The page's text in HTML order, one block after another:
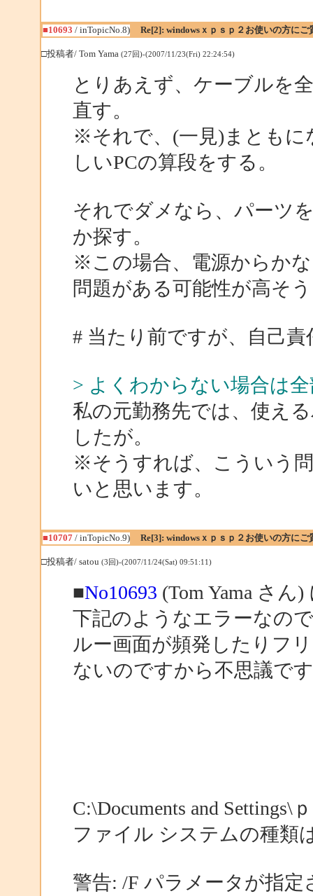
■10693 / inTopicNo.8) Re[2]: windowsｘｐｓｐ２お使いの方にご
□投稿者/ Tom Yama (27回)-(2007/11/23(Fri) 22:24:54)
とりあえず、ケーブルを
直す。
※それで、(一見)まともに
しいPCの算段をする。
それでダメなら、パーツ
か探す。
※この場合、電源からか
問題がある可能性が高そ
# 当たり前ですが、自己
> よくわからない場合は
私の元勤務先では、使え
したが。
※そうすれば、こういう
いと思います。
■10707/ inTopicNo.9) Re[3]: windowsｘｐｓｐ２お使いの方にご
□投稿者/ satou (3回)-(2007/11/24(Sat) 09:51:11)
■No10693 (Tom Yama さん)
下記のようなエラーなの
ルー画面が頻発したりフ
ないのですから不思議で
C:\Documents and Settings\
ファイル システムの種類
警告: /F パラメータが指